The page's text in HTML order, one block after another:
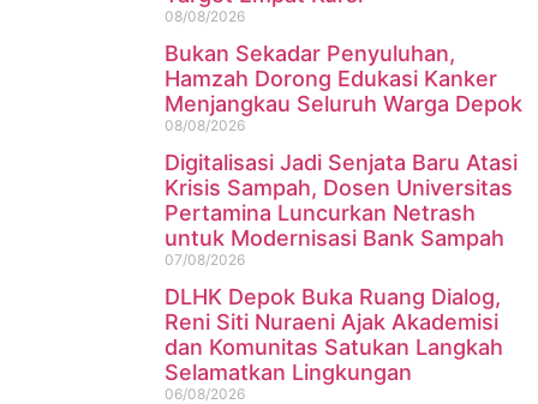
08/08/2026
Bukan Sekadar Penyuluhan,
Hamzah Dorong Edukasi Kanker
Menjangkau Seluruh Warga Depok
08/08/2026
Digitalisasi Jadi Senjata Baru Atasi
Krisis Sampah, Dosen Universitas
Pertamina Luncurkan Netrash
untuk Modernisasi Bank Sampah
07/08/2026
DLHK Depok Buka Ruang Dialog,
Reni Siti Nuraeni Ajak Akademisi
dan Komunitas Satukan Langkah
Selamatkan Lingkungan
06/08/2026